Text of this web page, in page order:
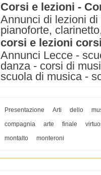
Corsi e lezioni -
Annunci di lezioni
pianoforte,
corsi e lezioni
Annunci Lecce -
danza - corsi di
scuola di musica -
Presentazione Arti dello
compagnia
arte finale
montalto
monteroni